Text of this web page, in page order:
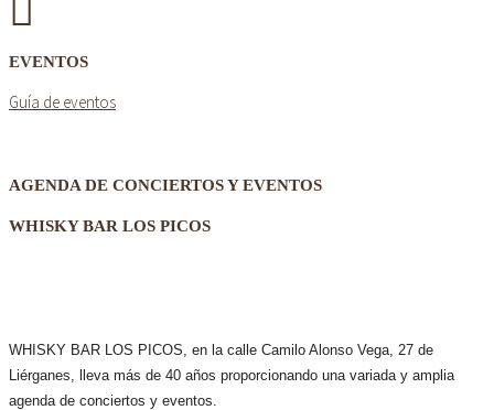
EVENTOS
Guía de eventos
AGENDA DE CONCIERTOS Y EVENTOS
WHISKY BAR LOS PICOS
WHISKY BAR LOS PICOS, en la calle Camilo Alonso Vega, 27 de
Liérganes, lleva más de 40 años proporcionando una variada y amplia
agenda de conciertos y eventos.